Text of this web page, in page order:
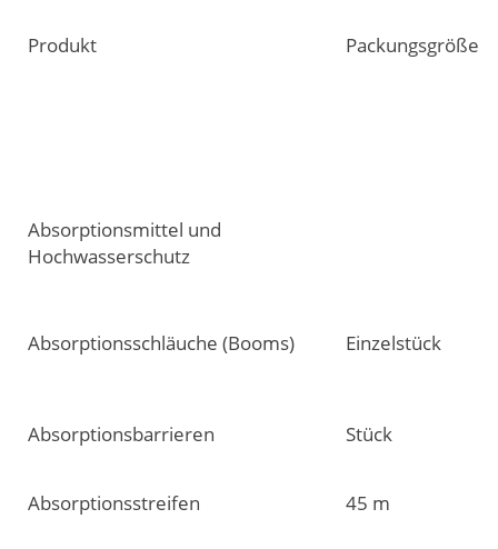
Produkt Packungsgröße
Absorptionsmittel und
Hochwasserschutz
Absorptionsschläuche (Booms) Einzelstück
Absorptionsbarrieren Stück
Absorptionsstreifen 45 m